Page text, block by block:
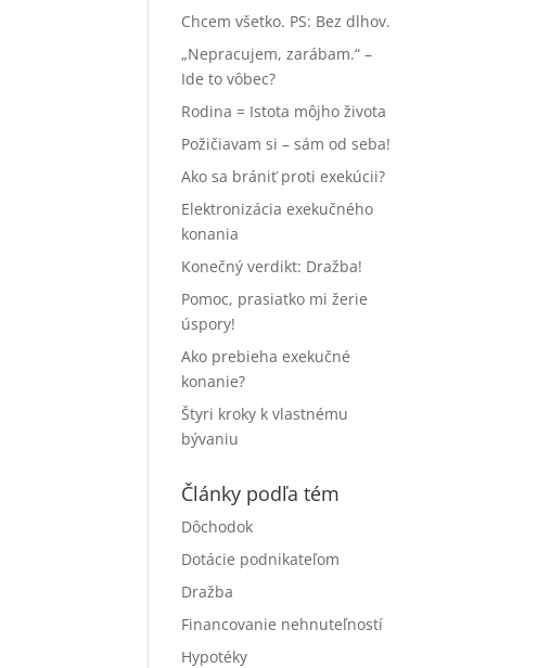
Chcem všetko. PS: Bez dlhov.
„Nepracujem, zarábam.“ –
Ide to vôbec?
Rodina = Istota môjho života
Požičiavam si – sám od seba!
Ako sa brániť proti exekúcii?
Elektronizácia exekučného
konania
Konečný verdikt: Dražba!
Pomoc, prasiatko mi žerie
úspory!
Ako prebieha exekučné
konanie?
Štyri kroky k vlastnému
bývaniu
Články podľa tém
Dôchodok
Dotácie podnikateľom
Dražba
Financovanie nehnuteľností
Hypotéky